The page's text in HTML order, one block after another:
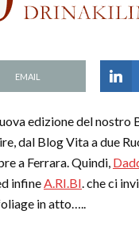
EMAIL
edizione del nostro
dal Blog Vita a due
a Ferrara. Quindi,
infineA.RI.BI. che ci
in atto…..